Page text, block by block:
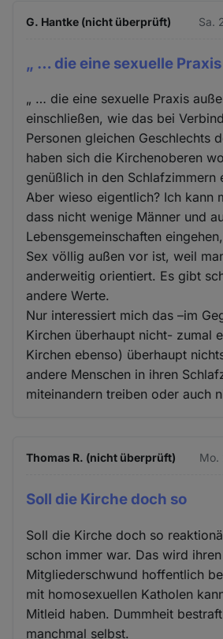
G. Hantke (nicht überprüft) Sa.
„ … die eine sexuelle Praxis
„ … die eine sexuelle Praxis
einschließen, wie das bei
Personen gleichen Geschlechts
haben sich die Kirchenoberen
genüßlich in den Schlafzimmern
Aber wieso eigentlich? Ich kann
dass nicht wenige Männer und
Lebensgemeinschaften
Sex völlig außen vor ist, weil
anderweitig orientiert. Es gibt
andere Werte.
Nur interessiert mich das –im
Kirchen überhaupt nicht- zumal
Kirchen ebenso) überhaupt
andere Menschen in ihren
miteinandern treiben oder auch
Thomas R. (nicht überprüft) Mo.
Soll die Kirche doch so
Soll die Kirche doch so
schon immer war. Das wird ihren
Mitgliederschwund hoffentlich
mit homosexuellen Katholen
Mitleid haben. Dummheit
manchmal selbst.